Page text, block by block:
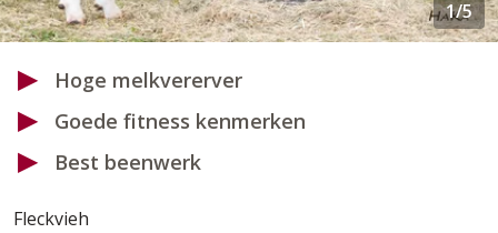
Hoge melkvererver
Goede fitness kenmerken
Best beenwerk
Fleckvieh